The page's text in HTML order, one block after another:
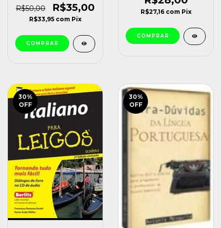
[usado]
R$50,00 R$35,00
R$33,95 com Pix
R$27,16 com Pix
30%
OFF
30%
OFF